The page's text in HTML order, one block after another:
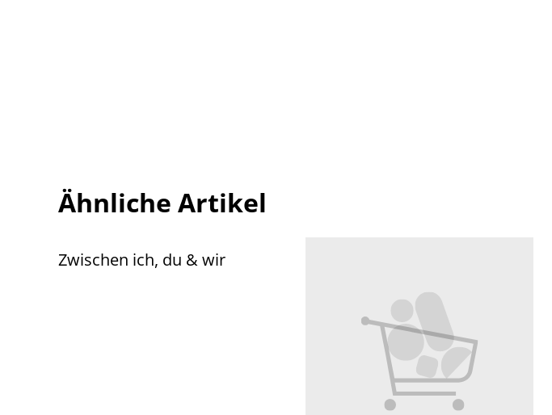
Ähnliche Artikel
Zwischen ich, du & wir